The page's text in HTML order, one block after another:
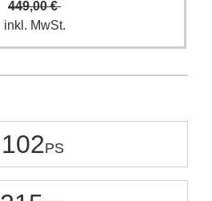
449,00 €
inkl. MwSt.
102